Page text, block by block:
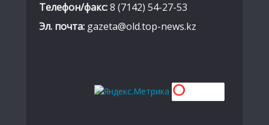
Телефон/факс:8 (7142) 54-27-53
Эл. почта: gazeta@old.top-news.kz